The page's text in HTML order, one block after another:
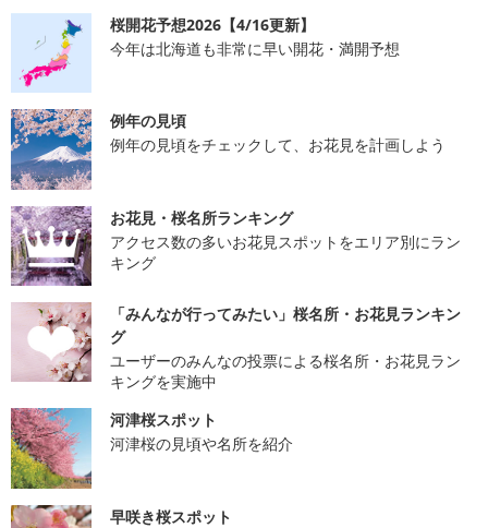
桜開花予想2026【4/16更新】
今年は北海道も非常に早い開花・満開予想
例年の見頃
例年の見頃をチェックして、お花見を計画しよう
お花見・桜名所ランキング
アクセス数の多いお花見スポットをエリア別にラン
キング
「みんなが行ってみたい」桜名所・お花見ランキン
グ
ユーザーのみんなの投票による桜名所・お花見ラン
キングを実施中
河津桜スポット
河津桜の見頃や名所を紹介
早咲き桜スポット